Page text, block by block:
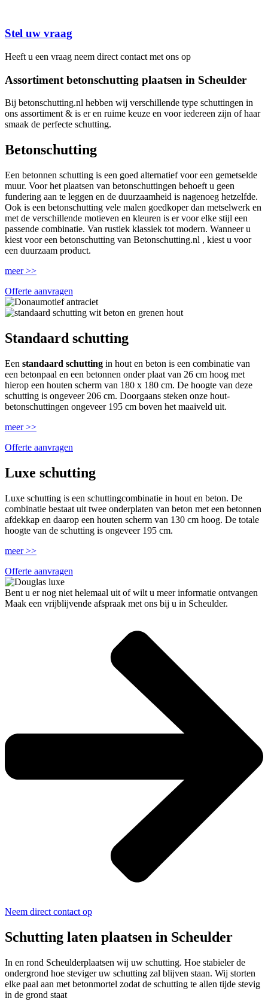
Stel uw vraag
Heeft u een vraag neem direct contact met ons op
Assortiment betonschutting plaatsen in Scheulder
Bij betonschutting.nl hebben wij verschillende type schuttingen in
ons assortiment & is er en ruime keuze en voor iedereen zijn of haar
smaak de perfecte schutting.
Betonschutting
Een betonnen schutting is een goed alternatief voor een gemetselde
muur. Voor het plaatsen van betonschuttingen behoeft u geen
fundering aan te leggen en de duurzaamheid is nagenoeg hetzelfde.
Ook is een betonschutting vele malen goedkoper dan metselwerk en
met de verschillende motieven en kleuren is er voor elke stijl een
passende combinatie. Van rustiek klassiek tot modern. Wanneer u
kiest voor een betonschutting van Betonschutting.nl , kiest u voor
een duurzaam product.
meer >>
Offerte aanvragen
Standaard schutting
Een standaard schutting in hout en beton is een combinatie van
een betonpaal en een betonnen onder plaat van 26 cm hoog met
hierop een houten scherm van 180 x 180 cm. De hoogte van deze
schutting is ongeveer 206 cm. Doorgaans steken onze hout-
betonschuttingen ongeveer 195 cm boven het maaiveld uit.
meer >>
Offerte aanvragen
Luxe schutting
Luxe schutting is een schuttingcombinatie in hout en beton. De
combinatie bestaat uit twee onderplaten van beton met een betonnen
afdekkap en daarop een houten scherm van 130 cm hoog. De totale
hoogte van de schutting is ongeveer 195 cm.
meer >>
Offerte aanvragen
Bent u er nog niet helemaal uit of wilt u meer informatie ontvangen
Maak een vrijblijvende afspraak met ons bij u in Scheulder.
Neem direct contact op
Schutting laten plaatsen in Scheulder
In en rond Scheulderplaatsen wij uw schutting. Hoe stabieler de
ondergrond hoe steviger uw schutting zal blijven staan. Wij storten
elke paal aan met betonmortel zodat de schutting te allen tijde stevig
in de grond staat